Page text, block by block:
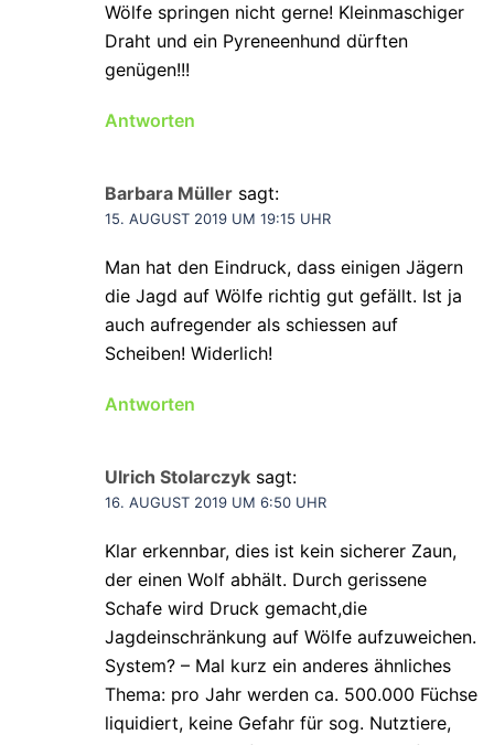
Wölfe springen nicht gerne! Kleinmaschiger
Draht und ein Pyreneenhund dürften
genügen!!!
Antworten
Barbara Müller sagt:
15. AUGUST 2019 UM 19:15 UHR
Man hat den Eindruck, dass einigen Jägern
die Jagd auf Wölfe richtig gut gefällt. Ist ja
auch aufregender als schiessen auf
Scheiben! Widerlich!
Antworten
Ulrich Stolarczyk sagt:
16. AUGUST 2019 UM 6:50 UHR
Klar erkennbar, dies ist kein sicherer Zaun,
der einen Wolf abhält. Durch gerissene
Schafe wird Druck gemacht,die
Jagdeinschränkung auf Wölfe aufzuweichen.
System? – Mal kurz ein anderes ähnliches
Thema: pro Jahr werden ca. 500.000 Füchse
liquidiert, keine Gefahr für sog. Nutztiere,